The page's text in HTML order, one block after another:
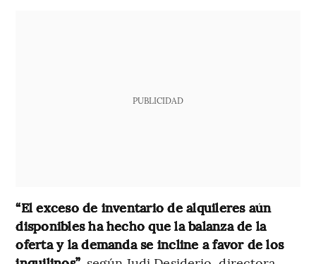
PUBLICIDAD
“El exceso de inventario de alquileres aún
disponibles ha hecho que la balanza de la
oferta y la demanda se incline a favor de los